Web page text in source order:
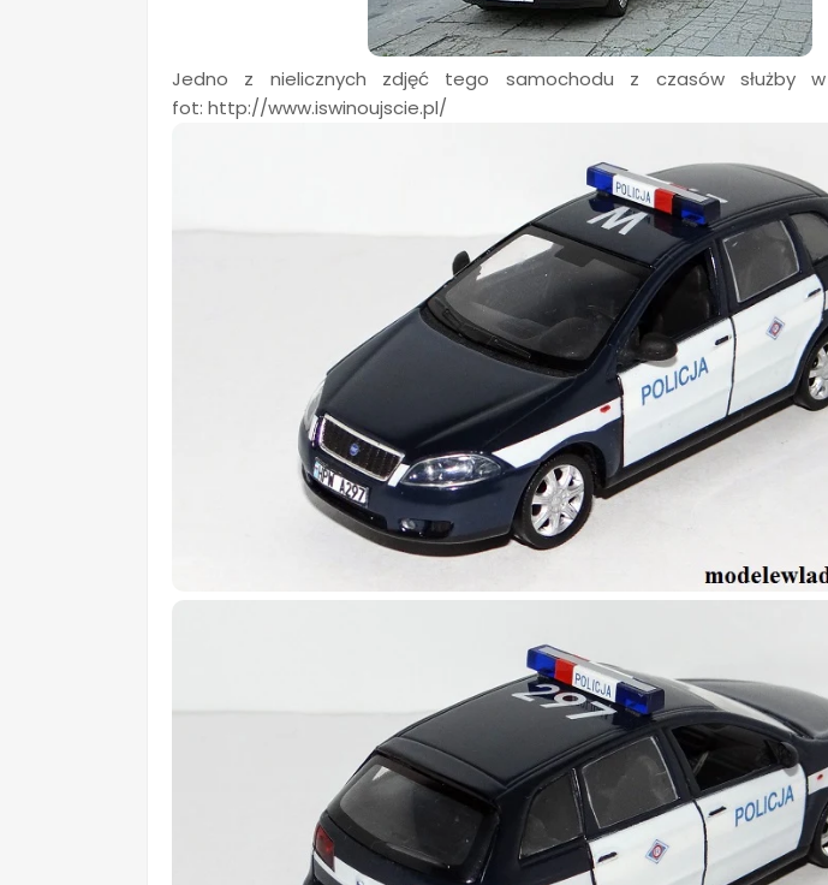
Jedno z nielicznych zdjęć tego samochodu z czasów służby
fot: http://www.iswinoujscie.pl/